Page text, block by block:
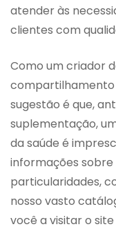
atender às
clientes com
Como um criador
compartilhamento
sugestão é que,
suplementação,
da saúde é
informações sobre
particularidades,
nosso vasto
você a visitar o